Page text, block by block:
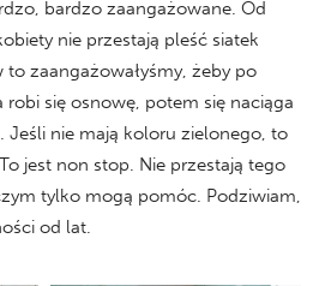
bardzo zaangażowane. Od
nie przestają pleść siatek
to zaangażowałyśmy, żeby po
się osnowę, potem się naciąga
Jeśli nie mają koloru zielonego, to
jest non stop. Nie przestają tego
tylko mogą pomóc. Podziwiam,
od lat.